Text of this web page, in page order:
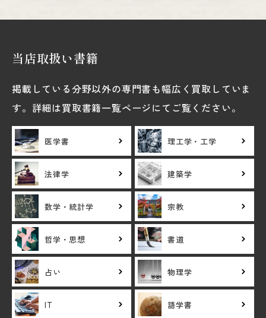
当店取扱い書籍
掲載している分野以外の専門書も幅広く買取していま
す。詳細は買取書籍一覧ページにてご覧ください。
医学書 理工学・工学
法律学 建築学
数学・統計学 宗教
哲学・思想 書道
占い 物理学
IT 語学書